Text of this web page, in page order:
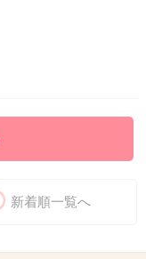
新着順一覧へ